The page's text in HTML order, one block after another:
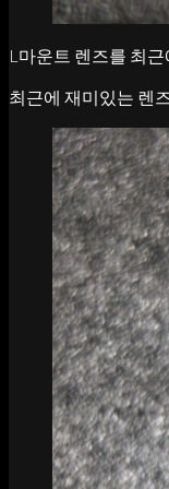
L마운트 렌즈를 최
최근에 재미있는 렌